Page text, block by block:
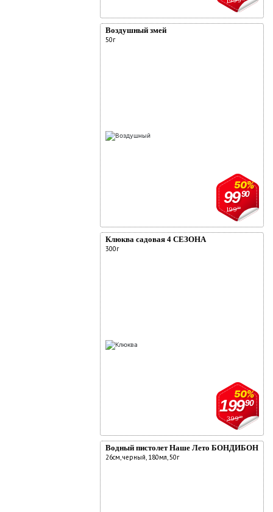
Воздушный змей
50г
19990
50%
9990
Клюква садовая 4 СЕЗОНА
300г
39990
50%
19990
Водный пистолет Наше Лето БОНДИБОН
26см, черный, 180мл, 50г